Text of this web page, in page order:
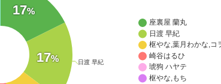
座裏屋 蘭丸
日渡 早紀
枢やな,葉月わかな,コ
崎谷はるひ
琥狗 ハヤテ
枢やな,もち
17%
17% 日渡 早紀